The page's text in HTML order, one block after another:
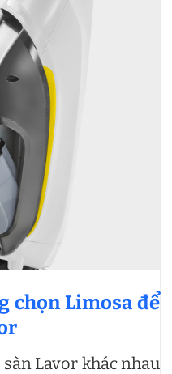
chọn Limosa để
Lavor khác nhau